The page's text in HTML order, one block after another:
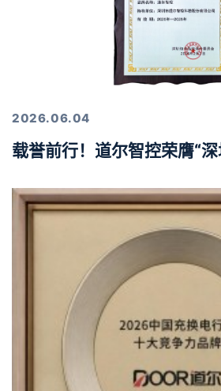
2026.06.04
载誉前行！道尔智控荣膺“